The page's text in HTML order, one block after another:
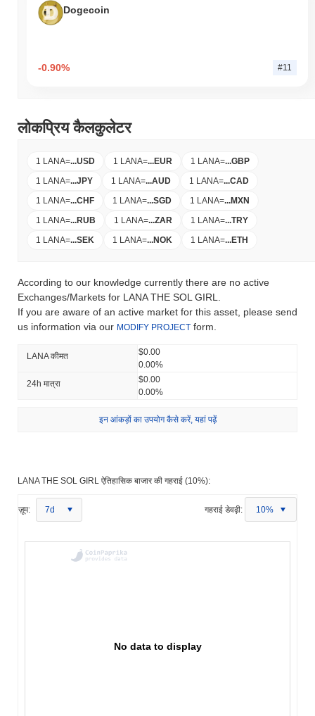
Dogecoin
-0.90% #11
लोकप्रिय कैलकुलेटर
1 LANA=...USD 1 LANA=...EUR 1 LANA=...GBP
1 LANA=...JPY 1 LANA=...AUD 1 LANA=...CAD
1 LANA=...CHF 1 LANA=...SGD 1 LANA=...MXN
1 LANA=...RUB 1 LANA=...ZAR 1 LANA=...TRY
1 LANA=...SEK 1 LANA=...NOK 1 LANA=...ETH
According to our knowledge currently there are no active
Exchanges/Markets for LANA THE SOL GIRL.
If you are aware of an active market for this asset, please send
us information via our MODIFY PROJECT form.
LANA कीमत
$0.00
0.00%
24h मात्रा
$0.00
0.00%
इन आंकड़ों का उपयोग कैसे करें, यहां पढ़ें
LANA THE SOL GIRL ऐतिहासिक बाजार की गहराई (10%):
ज़ूम: 7d गहराई डेवढ़ी: 10%
No data to display